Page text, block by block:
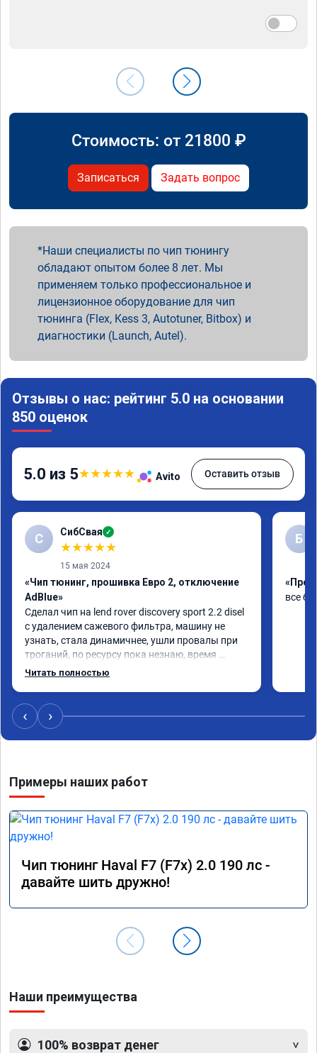
Стоимость: от 21800 ₽
Записаться Задать вопрос
Наши специалисты по чип тюнингу
обладают опытом более 8 лет. Мы
применяем только профессиональное и
лицензионное оборудование для чип
тюнинга (Flex, Kess 3, Autotuner, Bitbox) и
диагностики (Launch, Autel).
Отзывы о нас: рейтинг 5.0 на основании
850 оценок
5.0 из 5★★★★★ Avito Оставить отзыв
С СибСвая ✓
★★★★★
15 мая 2024
«Чип тюнинг, прошивка Евро 2, отключение
AdBlue»
Сделал чип на lend rover discovery sport 2.2 disel
с удалением сажевого фильтра, машину не
узнать, стала динамичнее, ушли провалы при
троганий, по ресурсу пока незнаю, время
покажет, короче рекомендую!
Читать полностью
Б
все
‹ ›
Примеры наших работ
Чип тюнинг Haval F7 (F7x) 2.0 190 лс -
давайте шить дружно!
Наши преимущества
100% возврат денег